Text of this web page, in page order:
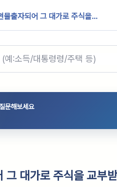
물출자되어 그 대가로 주식을...
문해보세요
그 대가로 주식을 교부